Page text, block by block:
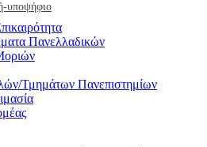
υποψήφιο
Πανελλαδικών
Τμημάτων Πανεπιστημίων